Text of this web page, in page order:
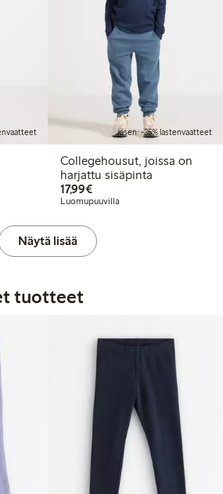
Jäsen: -25% lastenvaatteet
Collegehousut, joissa on
harjattu sisäpinta
17,99€17,99 €
Luomupuuvilla
Näytä lisää
tuotteet